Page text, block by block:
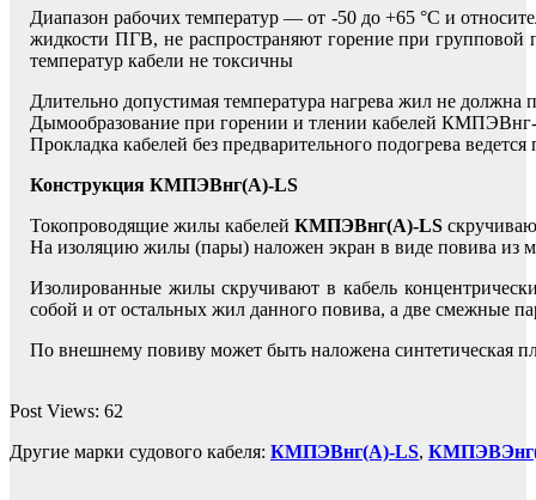
Диапазон рабочих температур — от -50 до +65 °С и
жидкости ПГВ, не распространяют горение при групповой
температур кабели не токсичны
Длительно допустимая температура нагрева жил не должна
Дымообразование при горении и тлении кабелей
Прокладка кабелей без предварительного подогрева
Конструкция КМПЭВнг(А)-LS
Токопроводящие жилы кабелей КМПЭВнг(А)-LS
На изоляцию жилы (пары) наложен экран в виде повива из
Изолированные жилы скручивают в кабель
собой и от остальных жил данного повива, а две смежные
По внешнему повиву может быть наложена синтетическая
Post Views: 62
Другие марки судового кабеля: КМПЭВнг(А)-LS,